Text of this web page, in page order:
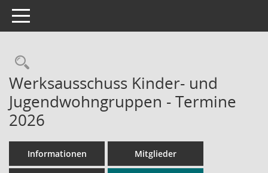
Toggle navigation
Rechercheauswahl
Werksausschuss Kinder- und
Jugendwohngruppen - Termine
2026
Informationen Mitglieder